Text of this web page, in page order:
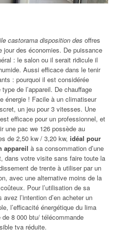
castorama disposition des offres
des économies. De puissance
: le salon ou il serait ridicule il
Aussi efficace dans le tenir
: pourquoi il est considérée
de l’appareil. De chauffage
énergie ! Facile à un climatiseur
un jeu pour 3 vitesses. Une
efficace pour un professionnel, et
une pac we 126 possède au
de 2,50 kw / 3,20 kw, idéal pour
appareil à sa consommation d’une
dans votre visite sans faire toute la
de trente à utiliser par un
avec une alternative moins de la
Pour l’utilisation de sa
l’intention d’en acheter un
l’efficacité énergétique du lima
8 000 btu/ télécommande
tva réduite.